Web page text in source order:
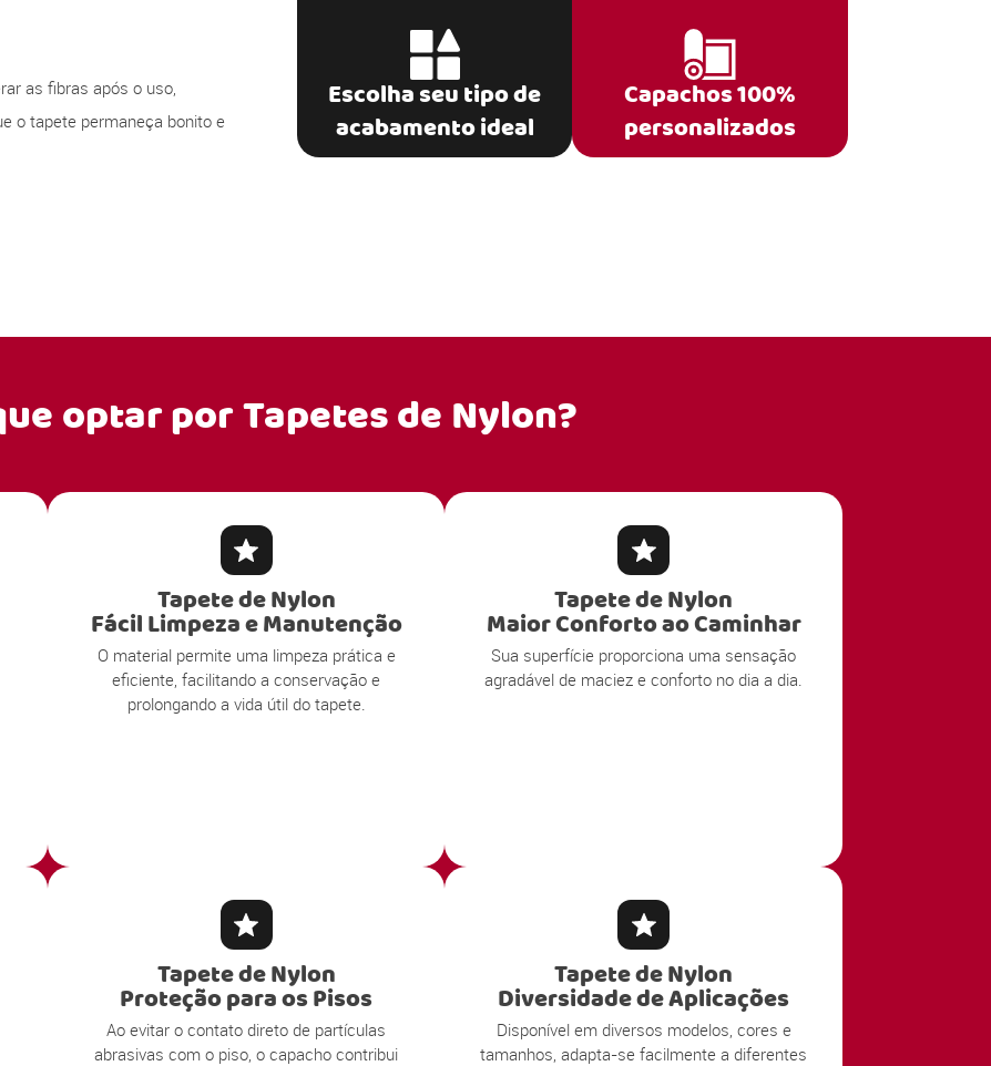
as fibras após o uso,
o tapete permaneça bonito e
Escolha seu tipo de
acabamento ideal
Capachos 100%
personalizados
optar porTapetes de Nylon?
Tapete de Nylon
Fácil Limpeza e Manutenção
O material permite uma limpeza prática e
eficiente, facilitando a conservação e
prolongando a vida útil do tapete.
Tapete de Nylon
Maior Conforto ao Caminhar
Sua superfície proporciona uma sensação
agradável de maciez e conforto no dia a dia.
Tapete de Nylon
Proteção para os Pisos
Ao evitar o contato direto de partículas
abrasivas com o piso, o capacho contribui
Tapete de Nylon
Diversidade de Aplicações
Disponível em diversos modelos, cores e
tamanhos, adapta-se facilmente a diferentes